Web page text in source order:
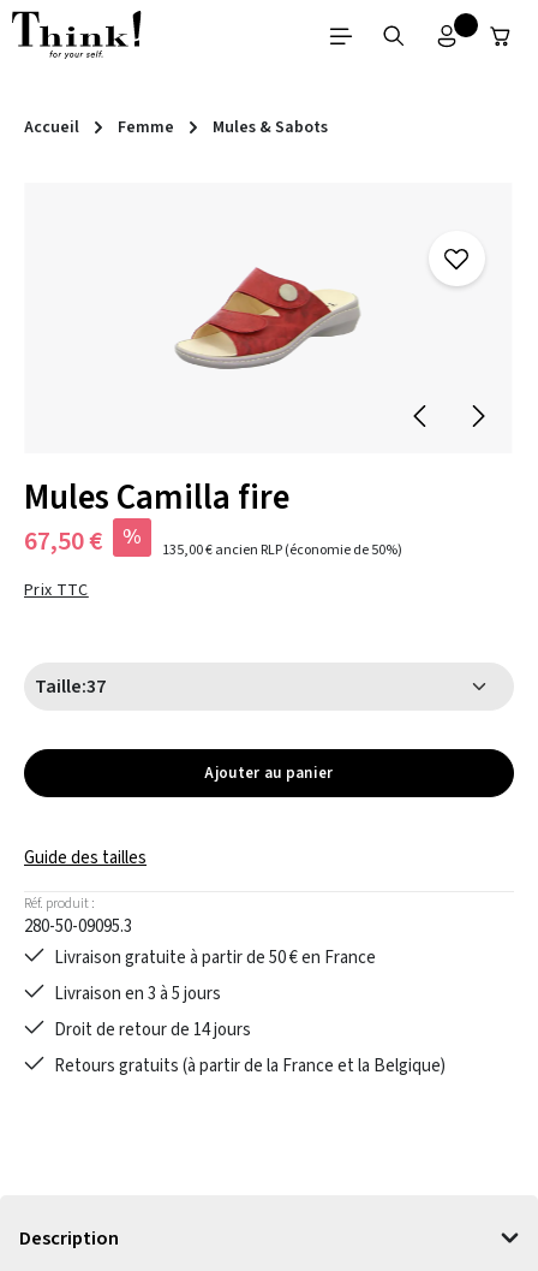
Passer au contenu principal
Accueil Femme Mules & Sabots
Mules Camilla fire
67,50 € % 135,00 €ancien RLP(économie de 50%)
Prix TTC
Taille:37
Ajouter au panier
Guide des tailles
Réf. produit :
280-50-09095.3
Livraison gratuite à partir de 50 € en France
Livraison en 3 à 5 jours
Droit de retour de 14 jours
Retours gratuits (à partir de la France et la Belgique)
Description